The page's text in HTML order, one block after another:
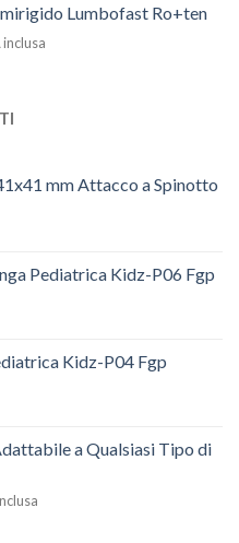
Lumbofast Ro+ten
inclusa
mm Attacco a Spinotto
Pediatrica Kidz-P06 Fgp
Kidz-P04 Fgp
a Qualsiasi Tipo di